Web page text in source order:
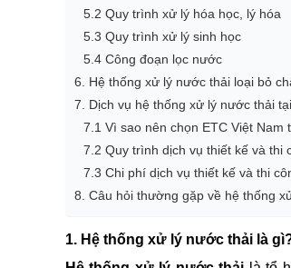
5.2 Quy trình xử lý hóa học, lý hóa
5.3 Quy trình xử lý sinh học
5.4 Công đoạn lọc nước
6. Hệ thống xử lý nước thải loại bỏ
7. Dịch vụ hệ thống xử lý nước thải
7.1 Vì sao nên chọn ETC Việt
7.2 Quy trình dịch vụ thiết kế và thi
7.3 Chi phí dịch vụ thiết kế và thi
8. Câu hỏi thường gặp về hệ thống
1. Hệ thống xử lý nước thải là